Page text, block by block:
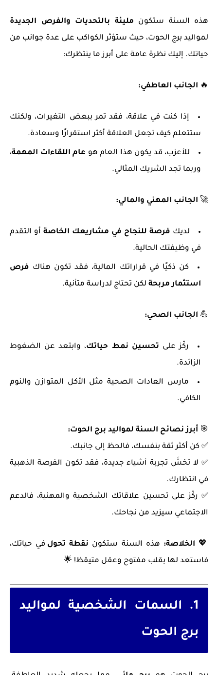
هذه السنة ستكون مليئة بالتحديات والفرص الجديدة
لمواليد برج الحوت، حيث ستؤثر الكواكب على عدة جوانب من
حياتك. إليك نظرة عامة على أبرز ما ينتظرك:
🔥 الجانب العاطفي:
إذا كنت في علاقة، فقد تمر ببعض التغيرات، ولكنك
ستتعلم كيف تجعل العلاقة أكثر استقرارًا وسعادة.
للأعزب، قد يكون هذا العام هو عام اللقاءات المهمة،
وربما تجد الشريك المثالي.
🚀 الجانب المهني والمالي:
لديك فرصة للنجاح في مشاريعك الخاصة أو التقدم
في وظيفتك الحالية.
كن ذكيًا في قراراتك المالية، فقد تكون هناك فرص
استثمار مربحة لكن تحتاج لدراسة متأنية.
💪 الجانب الصحي:
ركّز على تحسين نمط حياتك، وابتعد عن الضغوط
الزائدة.
مارس العادات الصحية مثل الأكل المتوازن والنوم
الكافي.
🎯 أبرز نصائح السنة لمواليد برج الحوت:
✅ كن أكثر ثقة بنفسك، فالحظ إلى جانبك.
✅ لا تخشَ تجربة أشياء جديدة، فقد تكون الفرصة الذهبية
في انتظارك.
✅ ركّز على تحسين علاقاتك الشخصية والمهنية، فالدعم
الاجتماعي سيزيد من نجاحك.
💖 الخلاصة: هذه السنة ستكون نقطة تحول في حياتك،
فاستعد لها بقلب مفتوح وعقل متيقظ! 🌟
1. السمات الشخصية لمواليد
برج الحوت